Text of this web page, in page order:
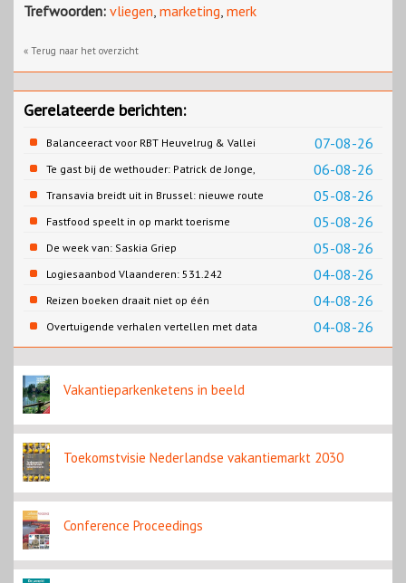
Trefwoorden: vliegen, marketing, merk
« Terug naar het overzicht
Gerelateerde berichten:
07-08-26
Balanceeract voor RBT Heuvelrug & Vallei
06-08-26
Te gast bij de wethouder: Patrick de Jonge,
Gemeente Emmen
05-08-26
Transavia breidt uit in Brussel: nieuwe route
naar Porto
05-08-26
Fastfood speelt in op markt toerisme
05-08-26
De week van: Saskia Griep
04-08-26
Logiesaanbod Vlaanderen: 531.242
slaapplaatsen
04-08-26
Reizen boeken draait niet op één
contentbron
04-08-26
Overtuigende verhalen vertellen met data
Vakantieparkenketens in beeld
Toekomstvisie Nederlandse vakantiemarkt 2030
Conference Proceedings